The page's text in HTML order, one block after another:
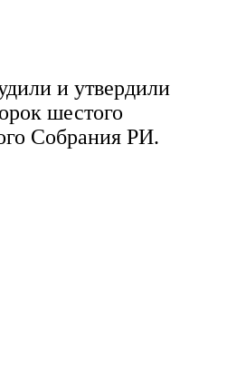
и утвердили
шестого
Собрания РИ.